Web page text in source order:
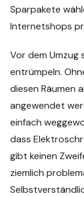
Sparpakete
Internetshops
Vor dem Umzug
entrümpeln.
diesen Räumen
angewendet
einfach
dass
gibt keinen
ziemlich